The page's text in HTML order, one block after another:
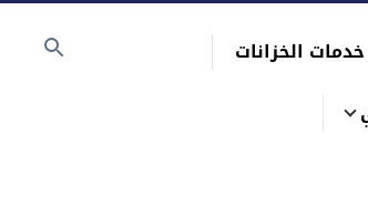
خدمات الخزانات